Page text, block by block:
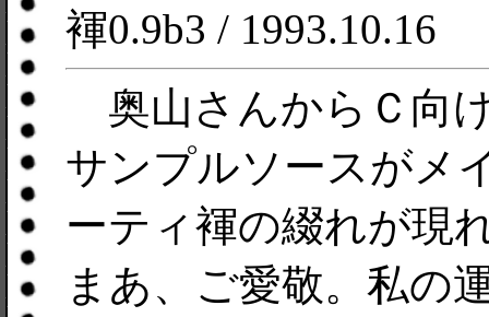
褌0.9b3 / 1993.10.16
奥山さんからＣ向
サンプルソースがメ
ーティ褌の綴れが現
まあ、ご愛敬。私の